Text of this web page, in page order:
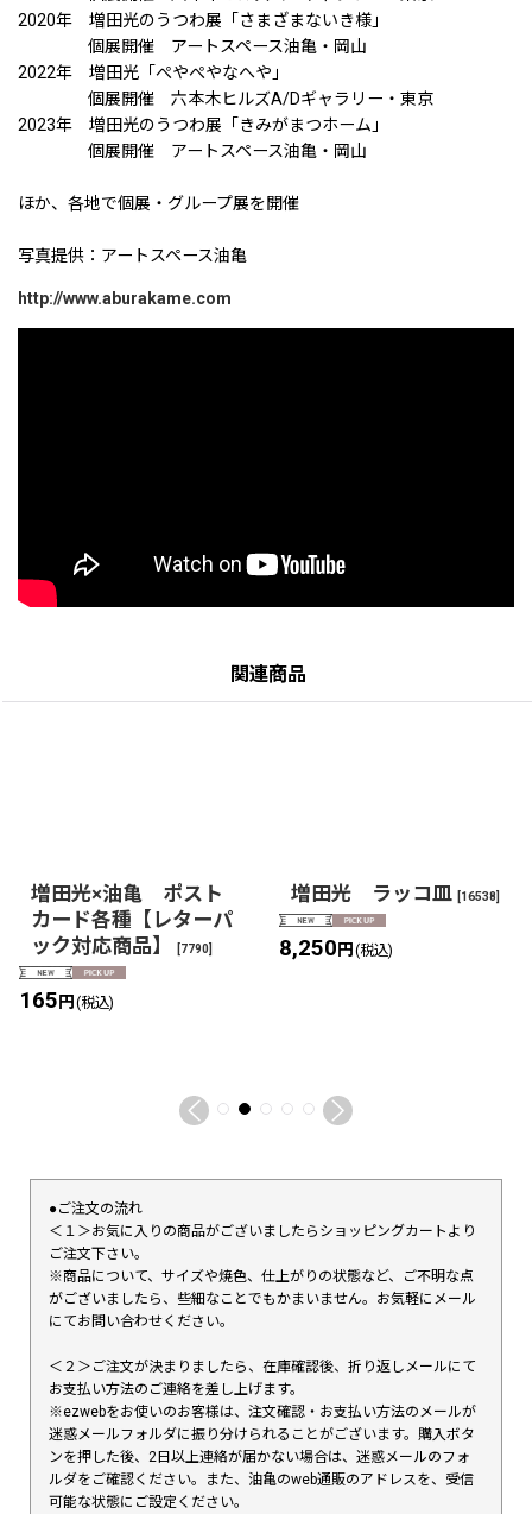
2020年 増田光のうつわ展「さまざまないき様」
個展開催 アートスペース油亀・岡山
2022年 増田光「ぺやぺやなへや」
個展開催 六本木ヒルズA/Dギャラリー・東京
2023年 増田光のうつわ展「きみがまつホーム」
個展開催 アートスペース油亀・岡山
ほか、各地で個展・グループ展を開催
写真提供：アートスペース油亀
http://www.aburakame.com
関連商品
増田光×油亀 ポスト
カード各種【レターパ
ック対応商品】
[7790]
165円 (税込)
増田光 ラッコ皿 [16538]
8,250円 (税込)
●ご注文の流れ
＜１＞お気に入りの商品がございましたらショッピングカートより
ご注文下さい。
※商品について、サイズや焼色、仕上がりの状態など、ご不明な点
がございましたら、些細なことでもかまいません。お気軽にメール
にてお問い合わせください。
＜２＞ご注文が決まりましたら、在庫確認後、折り返しメールにて
お支払い方法のご連絡を差し上げます。
※ezwebをお使いのお客様は、注文確認・お支払い方法のメールが
迷惑メールフォルダに振り分けられることがございます。購入ボタ
ンを押した後、2日以上連絡が届かない場合は、迷惑メールのフォ
ルダをご確認ください。また、油亀のweb通販のアドレスを、受信
可能な状態にご設定ください。